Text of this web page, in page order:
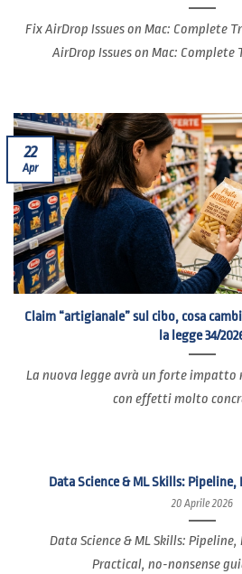
Fix AirDrop Issues on Mac: Complete
AirDrop Issues on Mac:
Claim “artigianale” sul cibo, cosa
la legge 34/
La nuova legge avrà un forte
con effetti molto
22
Apr
Data Science & ML Skills: Pipeline,
20 Aprile 2026
Data Science & ML Skills: Pipeline,
Practical, no-nonsense